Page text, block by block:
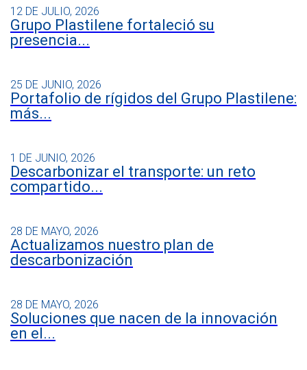
12 DE JULIO, 2026
Grupo Plastilene fortaleció su
presencia...
25 DE JUNIO, 2026
Portafolio de rígidos del Grupo Plastilene:
más...
1 DE JUNIO, 2026
Descarbonizar el transporte: un reto
compartido...
28 DE MAYO, 2026
Actualizamos nuestro plan de
descarbonización
28 DE MAYO, 2026
Soluciones que nacen de la innovación
en el...